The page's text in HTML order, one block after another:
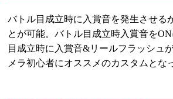
バトル目成立時に入賞音を発生させる
とが可能。バトル目成立時入賞音を
目成立時に入賞音&リールフラッシュ
メラ初心者にオススメのカスタムとな